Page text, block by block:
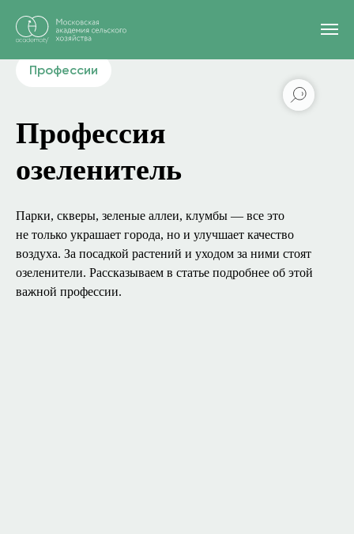
Главная / Блог
Профессии
Профессия
озеленитель
Парки, скверы, зеленые аллеи, клумбы — все это
не только украшает города, но и улучшает качество
воздуха. За посадкой растений и уходом за ними стоят
озеленители. Рассказываем в статье подробнее об этой
важной профессии.